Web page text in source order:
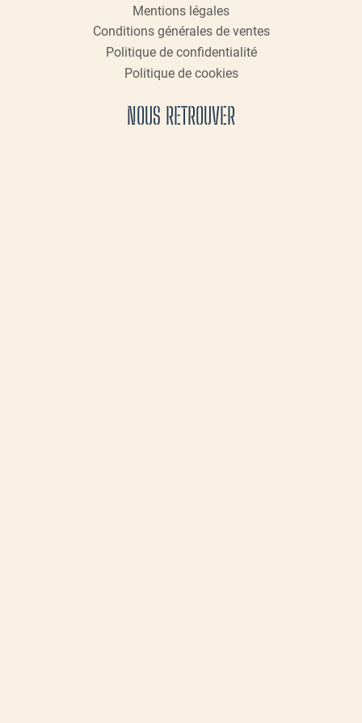
Mentions légales
Conditions générales de ventes
Politique de confidentialité
Politique de cookies
NOUS RETROUVER